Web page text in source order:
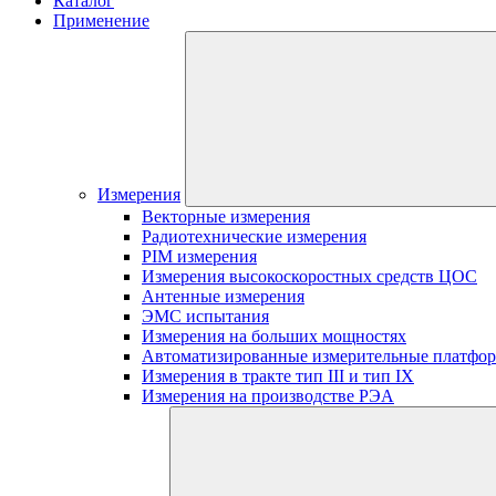
Применение
Измерения
Векторные измерения
Радиотехнические измерения
PIM измерения
Измерения высокоскоростных средств ЦОС
Антенные измерения
ЭМС испытания
Измерения на больших мощностях
Автоматизированные измерительные
Измерения в тракте тип III и тип IX
Измерения на производстве РЭА